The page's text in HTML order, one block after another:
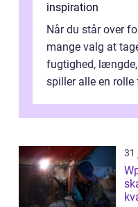
inspiration
Når du står over
mange valg at
fugtighed,
spiller alle en rolle
31